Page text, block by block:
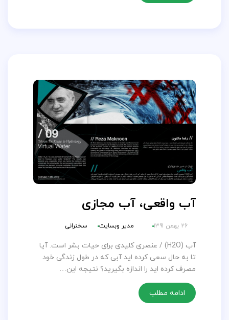
آب واقعی، آب مجازی
۲۶ بهمن ۱۳۹۱ مدیر وبسایت سخنرانی
آب (H2O) / عنصری کلیدی برای حیات بشر است. آیا
تا به حال سعی کرده اید آبی که در طول زندگی خود
مصرف کرده اید را اندازه بگیرید؟ نتیجه این…
ادامه مطلب